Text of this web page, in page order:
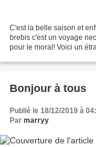
C'est la belle saison et
brebis c'est un voyage
pour le moral! Voici un
Bonjour à tous
Publié le 18/12/2019 à
Par marryy